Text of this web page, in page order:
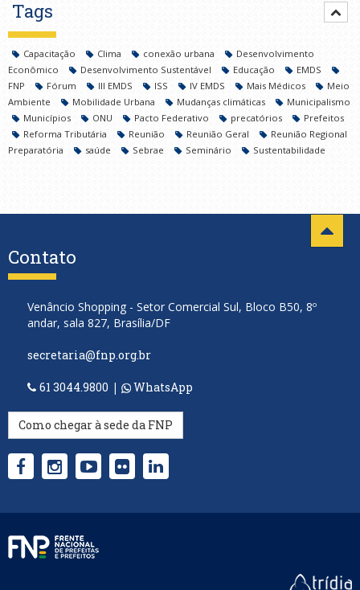
Tags
Capacitação Clima conexão urbana
Desenvolvimento
Econômico
Desenvolvimento Sustentável Educação
EMDS
FNP
Fórum III EMDS ISS IV EMDS Mais Médicos
Meio
Ambiente
Mobilidade Urbana Mudanças climáticas
Municipalismo
Municípios
ONU Pacto Federativo precatórios
Prefeitos
Reforma Tributária
Reunião Reunião Geral
Reunião Regional
Preparatória
saúde Sebrae Seminário Sustentabilidade
Contato
Venâncio Shopping - Setor Comercial Sul, Bloco B50, 8º
andar, sala 827, Brasília/DF
secretaria@fnp.org.br
61 3044.9800 | WhatsApp
Como chegar à sede da FNP